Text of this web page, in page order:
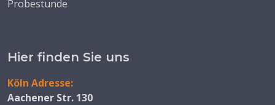
Probestunde
Hier finden Sie uns
Köln Adresse:
Aachener Str. 130